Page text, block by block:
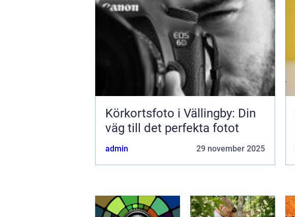
Körkortsfoto i Vällingby: Din
väg till det perfekta fotot
admin 29 november 2025